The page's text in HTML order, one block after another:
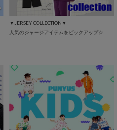
▼JERSEY COLLECTION▼
人気のジャージアイテムをピックアップ☆